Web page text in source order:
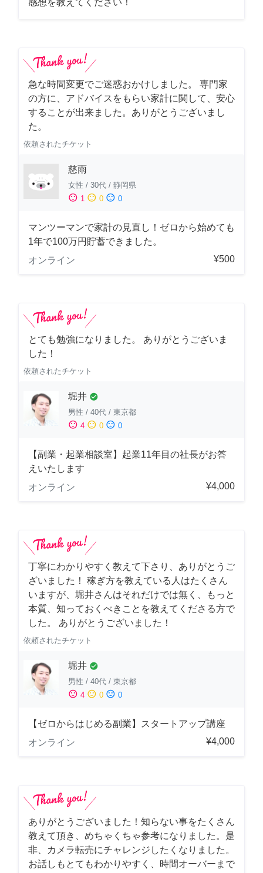
急な時間変更でご迷惑おかけしました。 専門家
の方に、アドバイスをもらい家計に関して、安心
することが出来ました。ありがとうございまし
た。
依頼されたチケット
慈雨
女性 / 30代 / 静岡県
sentiment_satisfied 1 sentiment_neutral 0 sentiment_dissatisfied 0
マンツーマンで家計の見直し！ゼロから始めても
1年で100万円貯蓄できました。
オンライン
¥500
とても勉強になりました。 ありがとうございま
した！
依頼されたチケット
堀井 check_circle
男性 / 40代 / 東京都
sentiment_satisfied 4 sentiment_neutral 0 sentiment_dissatisfied 0
【副業・起業相談室】起業11年目の社長がお答
えいたします
オンライン
¥4,000
丁寧にわかりやすく教えて下さり、ありがとうご
ざいました！ 稼ぎ方を教えている人はたくさん
いますが、堀井さんはそれだけでは無く、もっと
本質、知っておくべきことを教えてくださる方で
した。 ありがとうございました！
依頼されたチケット
堀井 check_circle
男性 / 40代 / 東京都
sentiment_satisfied 4 sentiment_neutral 0 sentiment_dissatisfied 0
【ゼロからはじめる副業】スタートアップ講座
オンライン
¥4,000
ありがとうございました！知らない事をたくさん
教えて頂き、めちゃくちゃ参考になりました。是
非、カメラ転売にチャレンジしたくなりました。
お話しもとてもわかりやすく、時間オーバーまで